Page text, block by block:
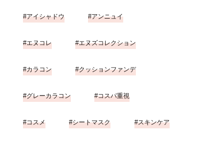
アイシャドウ アンニュイ
エヌコレ エヌズコレクション
カラコン クッションファンデ
グレーカラコン コスパ重視
コスメ シートマスク スキンケア